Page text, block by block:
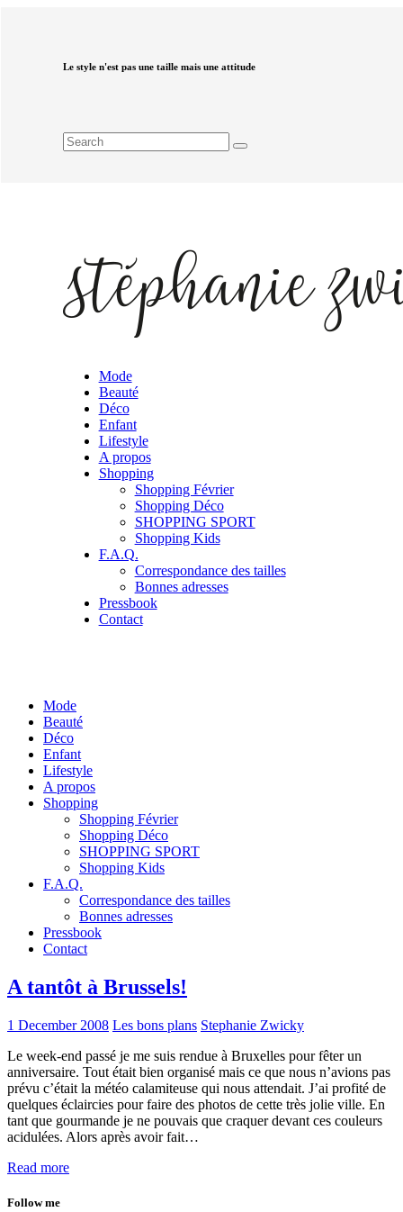
Le style n'est pas une taille mais une attitude
Mode
Beauté
Déco
Enfant
Lifestyle
A propos
Shopping
Shopping Février
Shopping Déco
SHOPPING SPORT
Shopping Kids
F.A.Q.
Correspondance des tailles
Bonnes adresses
Pressbook
Contact
Mode
Beauté
Déco
Enfant
Lifestyle
A propos
Shopping
Shopping Février
Shopping Déco
SHOPPING SPORT
Shopping Kids
F.A.Q.
Correspondance des tailles
Bonnes adresses
Pressbook
Contact
A tantôt à Brussels!
1 December 2008 Les bons plans Stephanie Zwicky
Le week-end passé je me suis rendue à Bruxelles pour fêter un
anniversaire. Tout était bien organisé mais ce que nous n’avions pas
prévu c’était la météo calamiteuse qui nous attendait. J’ai profité de
quelques éclaircies pour faire des photos de cette très jolie ville. En
tant que gourmande je ne pouvais que craquer devant ces couleurs
acidulées. Alors après avoir fait…
Read more
Follow me